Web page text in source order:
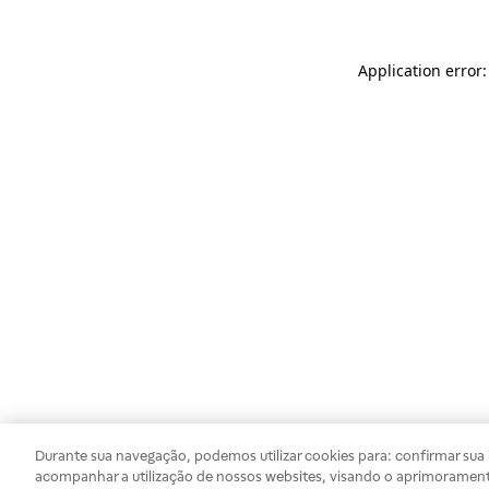
Application
Durante sua navegação, podemos utilizar cookies para: confirmar
acompanhar a utilização de nossos websites, visando o